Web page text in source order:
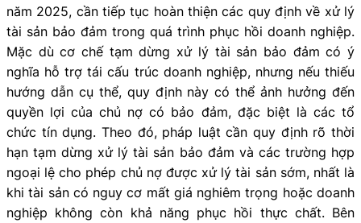
năm 2025, cần tiếp tục hoàn thiện các quy định về xử lý
tài sản bảo đảm trong quá trình phục hồi doanh nghiệp.
Mặc dù cơ chế tạm dừng xử lý tài sản bảo đảm có ý
nghĩa hỗ trợ tái cấu trúc doanh nghiệp, nhưng nếu thiếu
hướng dẫn cụ thể, quy định này có thể ảnh hưởng đến
quyền lợi của chủ nợ có bảo đảm, đặc biệt là các tổ
chức tín dụng. Theo đó, pháp luật cần quy định rõ thời
hạn tạm dừng xử lý tài sản bảo đảm và các trường hợp
ngoại lệ cho phép chủ nợ được xử lý tài sản sớm, nhất là
khi tài sản có nguy cơ mất giá nghiêm trọng hoặc doanh
nghiệp không còn khả năng phục hồi thực chất. Bên